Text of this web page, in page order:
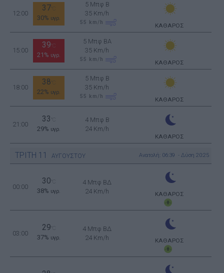
12:00
37
30% υγρ.
5 Μπφ B
35 Km/h
55 km/h ΚΑΘΑΡΟΣ
15:00
39 °C
21% υγρ.
5 Μπφ BA
35 Km/h
55 km/h ΚΑΘΑΡΟΣ
18:00
38
22% υγρ.
5 Μπφ B
35 Km/h
55 km/h ΚΑΘΑΡΟΣ
21:00
33
29% υγρ.
4 Μπφ B
24 Km/h
ΚΑΘΑΡΟΣ
ΤΡΙΤΗ 11 ΑΥΓΟΥΣΤΟΥ Ανατολή: 06:39 - Δύση 20:25
00:00
30
38% υγρ.
4 Μπφ ΒΔ
24 Km/h
ΚΑΘΑΡΟΣ
03:00
29
37% υγρ.
4 Μπφ ΒΔ
24 Km/h
ΚΑΘΑΡΟΣ